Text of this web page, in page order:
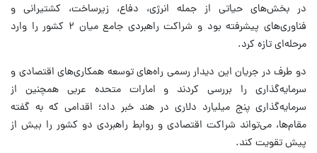
در بخش‌های حیاتی از جمله انرژی، دفاع، زیرساخت، کشتیرانی و
فناوری‌های پیشرفته بود و شراکت راهبردی جامع میان ۲ کشور را وارد
مرحله‌ای تازه کرد.
دو طرف در جریان این دیدار رسمی راه‌های توسعه همکاری‌های اقتصادی و
سرمایه‌گذاری را بررسی کردند و امارات متحده عربی همچنین از
سرمایه‌گذاری پنج میلیارد دلاری در هند خبر داد؛ اقدامی که به گفته
مقام‌ها، می‌تواند شراکت اقتصادی و روابط راهبردی دو کشور را بیش از
پیش تقویت کند.